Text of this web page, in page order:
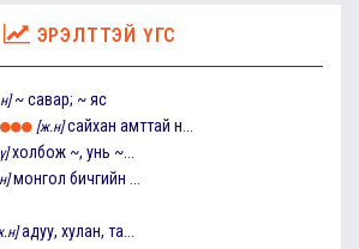
ЭРЭЛТТЭЙ ҮГС
~ савар; ~ яс
[ж.н] сайхан амттай н...
холбож ~, унь ~...
монгол бичгийн ...
адуу, хулан, та...